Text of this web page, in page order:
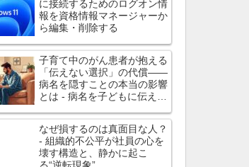
に接続するためのログオン情
報を資格情報マネージャーか
ら編集・削除する
子育て中のがん患者が抱える
「伝えない選択」の代償――
病名を隠すことの本当の影響
とは - 病名を子どもに伝えず
体的に大きな負担
なぜ損するのは真面目な人？
- 組織的不公平が社員の心を
壊す構造と、静かに起こ